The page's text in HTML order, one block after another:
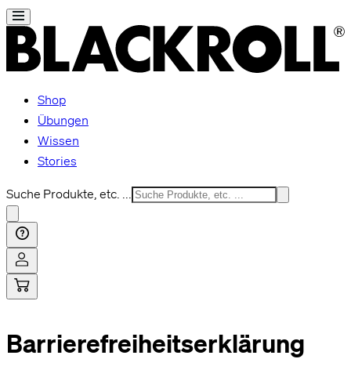
Shop
Übungen
Wissen
Stories
Suche Produkte, etc. ...
Barrierefreiheitserklärung